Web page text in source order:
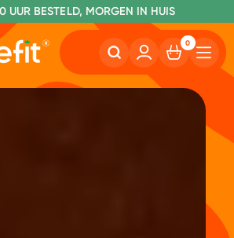
CONSUMENTENBOND
UUR BESTELD, MORGEN IN HUIS
0